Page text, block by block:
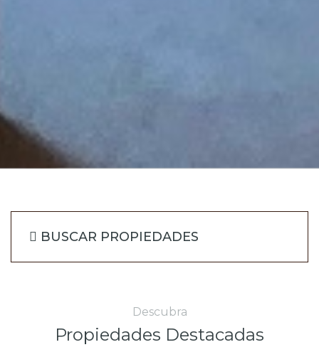
BUSCAR PROPIEDADES
Descubra
Propiedades Destacadas